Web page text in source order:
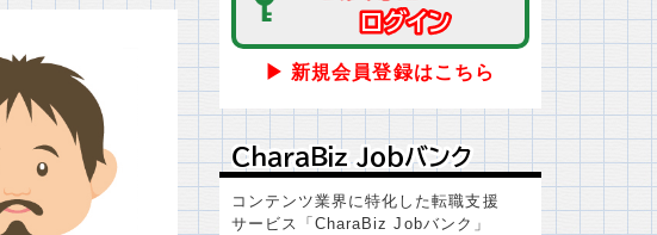
ログイン
ログイン
▶ 新規会員登録はこちら
ＣｈａｒａＢｉｚ Ｊｏｂバンク
ＣｈａｒａＢｉｚ Ｊｏｂバンク
コンテンツ業界に特化した転職支援
サービス「CharaBiz Jobバンク」